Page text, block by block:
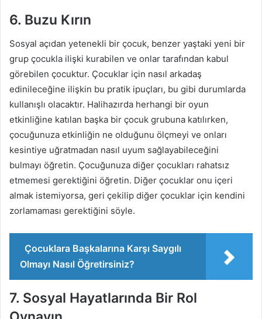
6. Buzu Kırın
Sosyal açıdan yetenekli bir çocuk, benzer yaştaki yeni bir
grup çocukla ilişki kurabilen ve onlar tarafından kabul
görebilen çocuktur. Çocuklar için nasıl arkadaş
edinileceğine ilişkin bu pratik ipuçları, bu gibi durumlarda
kullanışlı olacaktır. Halihazırda herhangi bir oyun
etkinliğine katılan başka bir çocuk grubuna katılırken,
çocuğunuza etkinliğin ne olduğunu ölçmeyi ve onları
kesintiye uğratmadan nasıl uyum sağlayabileceğini
bulmayı öğretin. Çocuğunuza diğer çocukları rahatsız
etmemesi gerektiğini öğretin. Diğer çocuklar onu içeri
almak istemiyorsa, geri çekilip diğer çocuklar için kendini
zorlamaması gerektiğini söyle.
Çocuklara Başkalarına Karşı Saygılı
Olmayı Nasıl Öğretirsiniz?
7. Sosyal Hayatlarında Bir Rol